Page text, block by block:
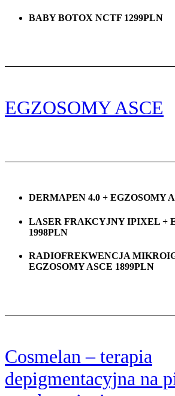
BABY BOTOX NCTF 1299PLN
EGZOSOMY ASCE
DERMAPEN 4.0 + EGZOSOMY
LASER FRAKCYJNY IPIXEL +
1998PLN
RADIOFREKWENCJA
EGZOSOMY ASCE 1899PLN
Cosmelan – terapia
depigmentacyjna na